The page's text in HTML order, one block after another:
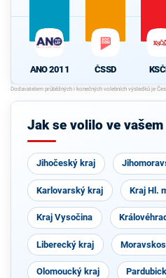
ANO 2011 ČSSD
Jak se volilo ve
Jihočeský kraj
Karlovarský kraj Kraj Hl.
Kraj Vysočina
Liberecký kraj
Olomoucký kraj